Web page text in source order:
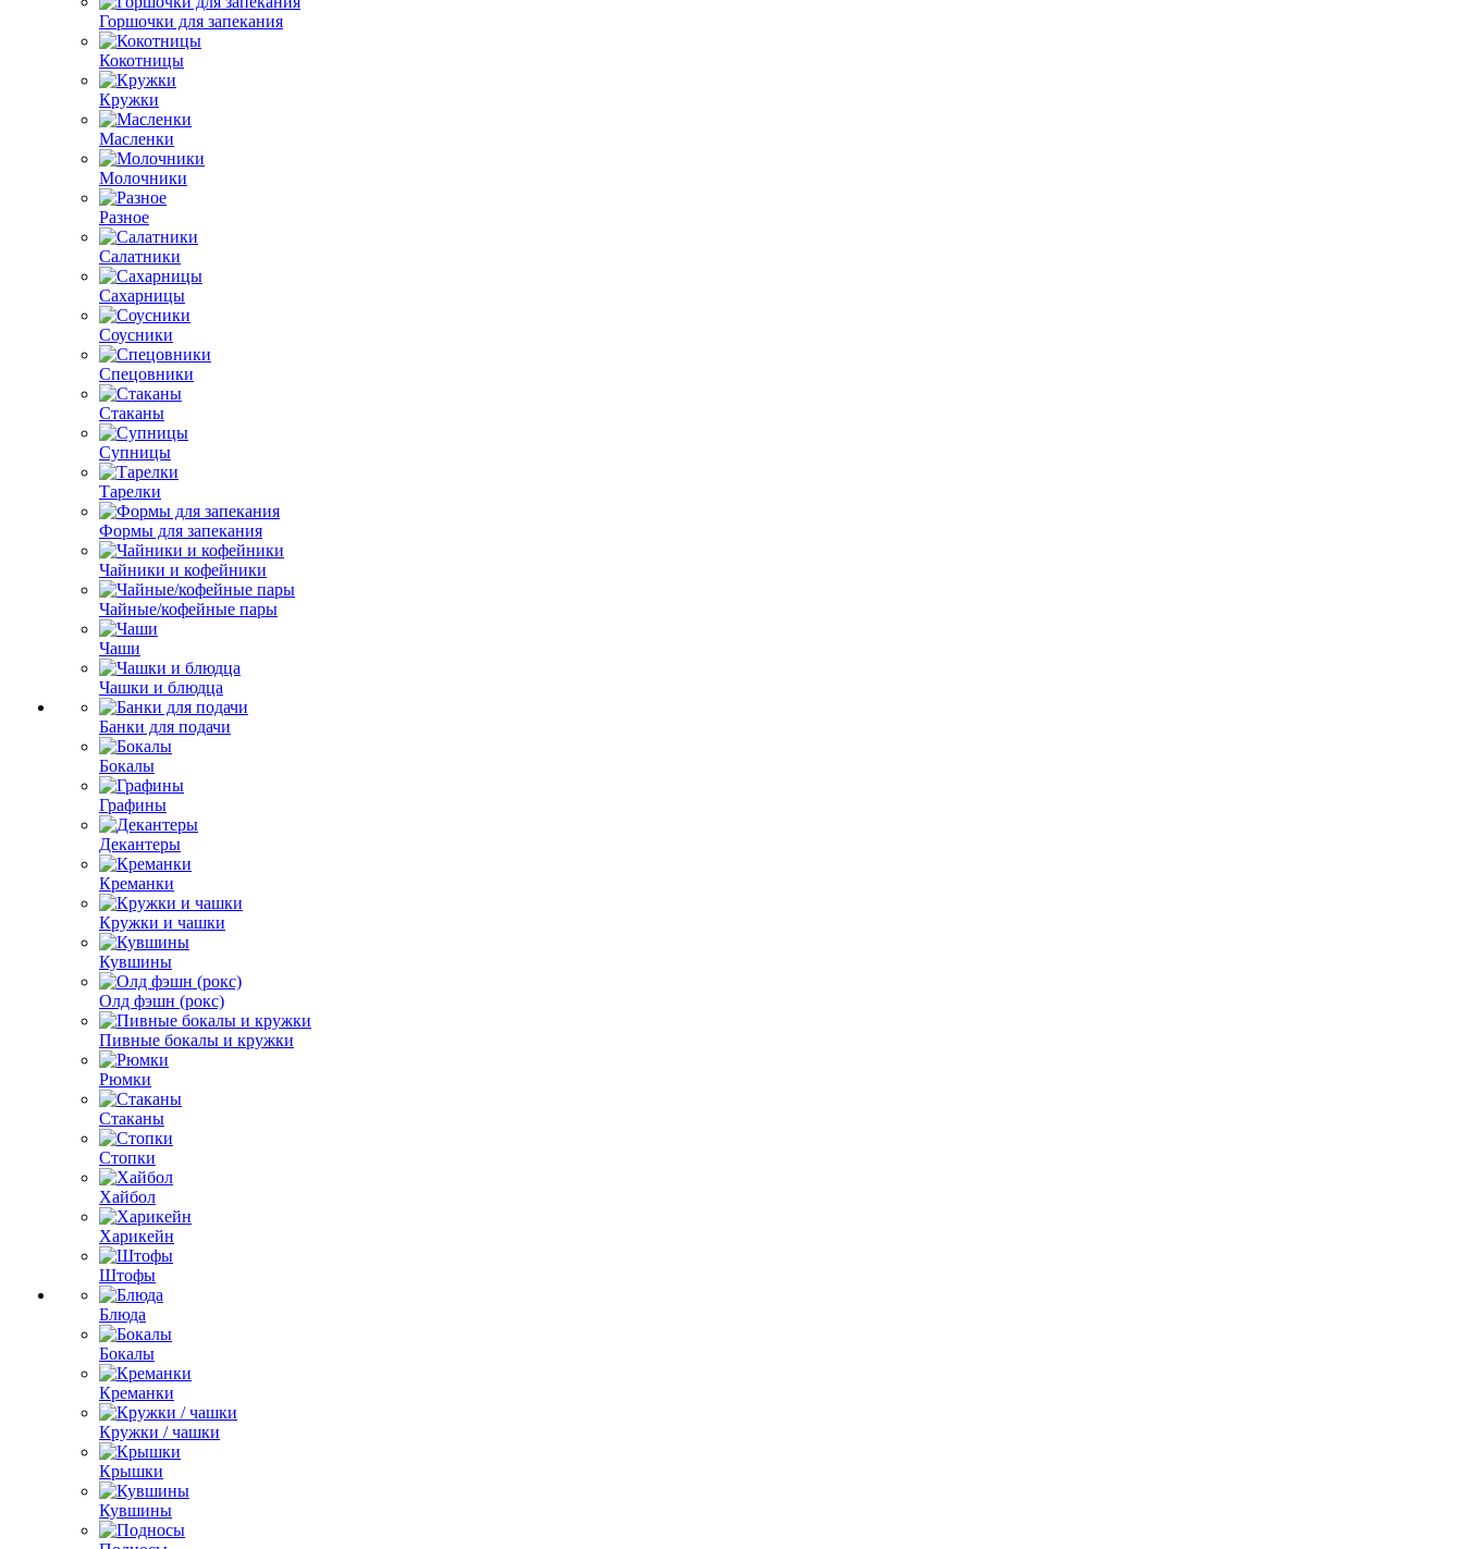
Горшочки для запекания
Кокотницы
Кружки
Масленки
Молочники
Разное
Салатники
Сахарницы
Соусники
Спецовники
Стаканы
Супницы
Тарелки
Формы для запекания
Чайники и кофейники
Чайные/кофейные пары
Чаши
Чашки и блюдца
Банки для подачи
Бокалы
Графины
Декантеры
Креманки
Кружки и чашки
Кувшины
Олд фэшн (рокс)
Пивные бокалы и кружки
Рюмки
Стаканы
Стопки
Хайбол
Харикейн
Штофы
Блюда
Бокалы
Креманки
Кружки / чашки
Крышки
Кувшины